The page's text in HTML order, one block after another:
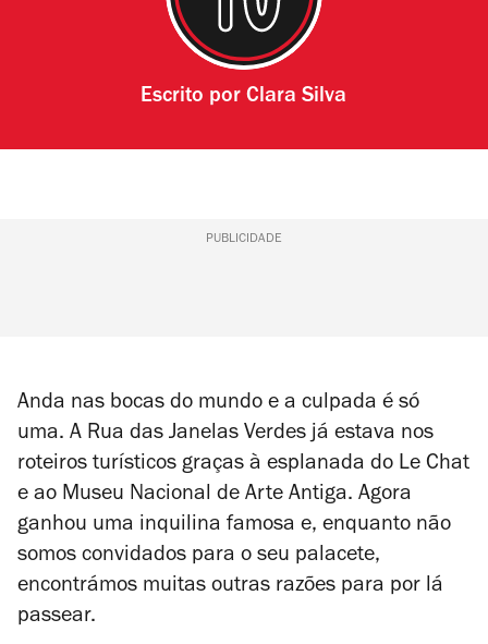
Escrito porClara Silva
PUBLICIDADE
Anda nas bocas do mundo e a culpada é só
uma. A Rua das Janelas Verdes já estava nos
roteiros turísticos graças à esplanada do Le Chat
e ao Museu Nacional de Arte Antiga. Agora
ganhou uma inquilina famosa e, enquanto não
somos convidados para o seu palacete,
encontrámos muitas outras razões para por lá
passear.